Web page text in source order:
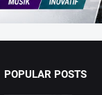
POPULAR POSTS